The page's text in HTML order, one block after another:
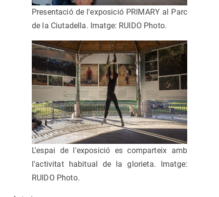
Presentació de l'exposició PRIMARY al Parc
de la Ciutadella. Imatge: RUIDO Photo.
L'espai de l'exposició es comparteix amb
l'activitat habitual de la glorieta. Imatge:
RUIDO Photo.